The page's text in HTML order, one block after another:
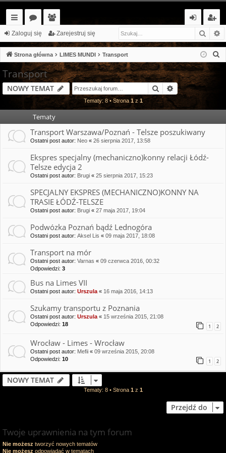
ię
ce
j…
or
a
ży
tk
o
w
ni
cy
og
uj
si
ę
ar
ej
es
si
ę
Zaloguj się Zarejestruj się
Strona główna LIMES MUNDI Transport
j
Transport
NOWY TEMAT Szukaj
Tematy: 8 • Strona 1z 1
Tematy
Transport Warszawa/Poznań - Telsze poszukiwany
Ostatni post autor: Neo « 26 sierpnia 2017, 13:58
Ekspres specjalny (mechaniczno)konny relacji Łódź-
Telsze edycja 2
Ostatni post autor: Brugi « 25 sierpnia 2017, 15:23
SPECJALNY EKSPRES (MECHANICZNO)KONNY NA
TRASIE ŁÓDŹ-TELSZE
Ostatni post autor: Brugi « 27 maja 2017, 19:04
Podwózka Poznań bądź Lednogóra
Ostatni post autor: Aksel Lis « 09 maja 2017, 18:08
Transport na mór
Ostatni post autor: Varnas « 09 czerwca 2016, 00:32
Odpowiedzi: 3
Bus na Limes VII
Ostatni post autor: Urszula « 16 maja 2016, 14:13
Szukamy transportu z Poznania
Ostatni post autor: Urszula « 15 września 2015, 21:08
Odpowiedzi: 18 1 2
Wrocław - Limes - Wrocław
Ostatni post autor: Mefii « 09 września 2015, 20:08
Odpowiedzi: 10 1 2
NOWY TEMAT
Tematy: 8 • Strona 1z 1
Przejdź do
Twoje uprawnienia na tym forum
Nie możesz tworzyć nowych tematów
Nie możesz odpowiadać w tematach